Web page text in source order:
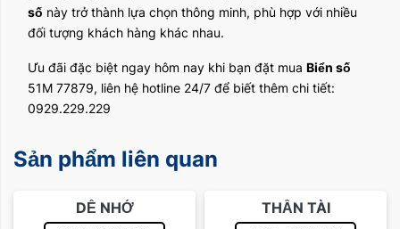
số này trở thành lựa chọn thông minh, phù hợp với nhiều
đối tượng khách hàng khác nhau.
Ưu đãi đặc biệt ngay hôm nay khi bạn đặt mua Biển số
51M 77879, liên hệ hotline 24/7 để biết thêm chi tiết:
0929.229.229
Sản phẩm liên quan
DỄ NHỚ
THẦN TÀI